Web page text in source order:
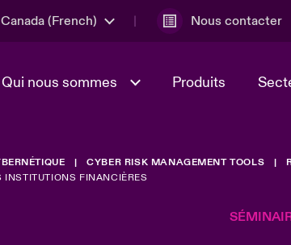
Canada (French) Nous contacter
Qui nous sommes
Conseil d’administration et
direction
Produits
Lumière sur l'incertitude
Client CyberCYBER RISK MANAGEMENT TOOLS
INSTITUTIONS FINANCIÈRES